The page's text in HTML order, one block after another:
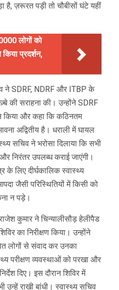
है, ज़रूरत पड़ी तो चौबीसों घंटे यहीं
लोगों को
प्रदर्शन,
ने SDRF, NDRF और ITBP के
की सराहना की। उन्होंने SDRF
किया और कहा कि कठिनतम
अद्वितीय है। धराली में घायल
सचिव ने भरोसा दिलाया कि सभी
निरंतर उपलब्ध कराई जाएंगी।
के लिए दीर्घकालिक स्वास्थ्य
जैसी परिस्थितियों में किसी को
न पड़े।
कुमार ने चिन्यालीसौड़ हेलीपैड
का निरीक्षण किया। उन्होंने
लोगों से संवाद कर उनका
परीक्षण व्यवस्थाओं को परखा और
दिए। इस दौरान शिविर में
उन्हें राखी बांधी। स्वास्थ्य सचिव